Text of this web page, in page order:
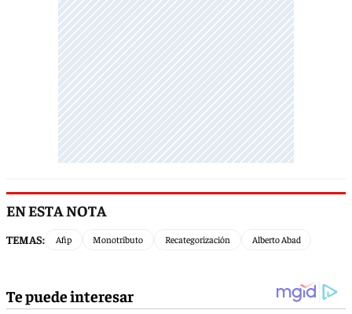
EN ESTA NOTA
TEMAS: Afip Monotributo Recategorización Alberto Abad